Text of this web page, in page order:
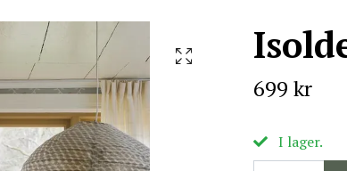
699 kr
I lager.